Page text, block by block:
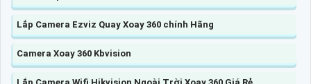
Lắp Camera Ezviz Quay Xoay 360 chính Hãng
Camera Xoay 360 Kbvision